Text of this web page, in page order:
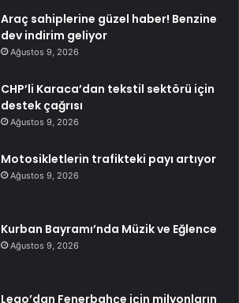
Araç sahiplerine güzel haber! Benzine
dev indirim geliyor
Ağustos 9, 2026
CHP’li Karaca’dan tekstil sektörü için
destek çağrısı
Ağustos 9, 2026
Motosikletlerin trafikteki payı artıyor
Ağustos 9, 2026
Kurban Bayramı’nda Müzik ve Eğlence
Ağustos 9, 2026
Leao’dan Fenerbahçe için milyonların